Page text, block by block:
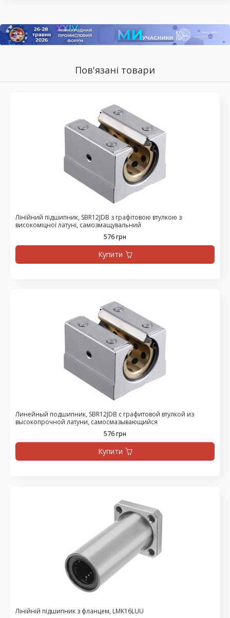
Пов'язані товари
Лінійний підшипник, SBR12JDB з графітовою втулкою з
високоміцної латуні, самозмащувальний
576 грн
Купити
Линейный подшипник, SBR12JDB с графитовой втулкой из
высокопрочной латуни, самосмазывающийся
576 грн
Купити
Лінійній підшипник з фланцем, LMK16LUU